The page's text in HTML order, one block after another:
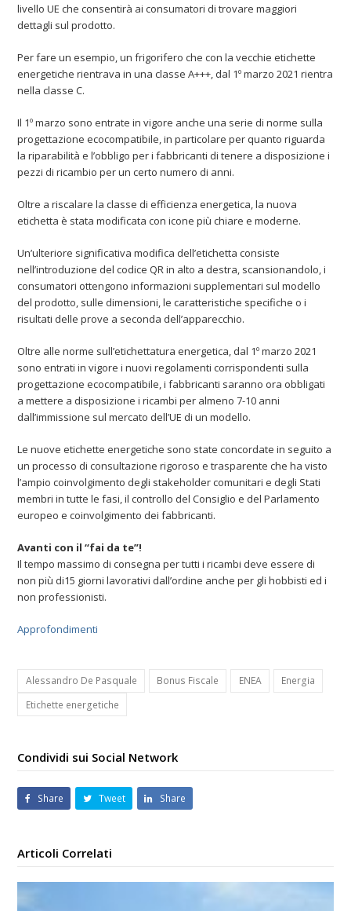
livello UE che consentirà ai consumatori di trovare maggiori
dettagli sul prodotto.
Per fare un esempio, un frigorifero che con la vecchie etichette
energetiche rientrava in una classe A+++, dal 1º marzo 2021 rientra
nella classe C.
Il 1º marzo sono entrate in vigore anche una serie di norme sulla
progettazione ecocompatibile, in particolare per quanto riguarda
la riparabilità e l’obbligo per i fabbricanti di tenere a disposizione i
pezzi di ricambio per un certo numero di anni.
Oltre a riscalare la classe di efficienza energetica, la nuova
etichetta è stata modificata con icone più chiare e moderne.
Un’ulteriore significativa modifica dell’etichetta consiste
nell’introduzione del codice QR in alto a destra, scansionandolo, i
consumatori ottengono informazioni supplementari sul modello
del prodotto, sulle dimensioni, le caratteristiche specifiche o i
risultati delle prove a seconda dell’apparecchio.
Oltre alle norme sull’etichettatura energetica, dal 1º marzo 2021
sono entrati in vigore i nuovi regolamenti corrispondenti sulla
progettazione ecocompatibile, i fabbricanti saranno ora obbligati
a mettere a disposizione i ricambi per almeno 7-10 anni
dall’immissione sul mercato dell’UE di un modello.
Le nuove etichette energetiche sono state concordate in seguito a
un processo di consultazione rigoroso e trasparente che ha visto
l’ampio coinvolgimento degli stakeholder comunitari e degli Stati
membri in tutte le fasi, il controllo del Consiglio e del Parlamento
europeo e coinvolgimento dei fabbricanti.
Avanti con il “fai da te”!
Il tempo massimo di consegna per tutti i ricambi deve essere di
non più di15 giorni lavorativi dall’ordine anche per gli hobbisti ed i
non professionisti.
Approfondimenti
Alessandro De Pasquale Bonus Fiscale ENEA
Energia
Etichette energetiche
Condividi sui Social Network
Share Tweet Share
Articoli Correlati